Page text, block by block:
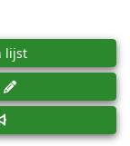
lijst